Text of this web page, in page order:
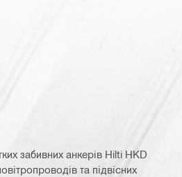
забивних анкерів Hilti HKD
та підвісних